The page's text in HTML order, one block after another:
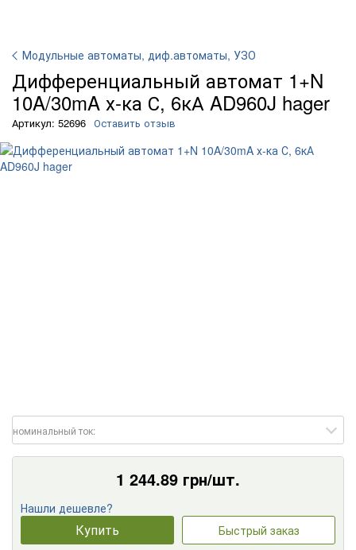
Модульные автоматы, диф.автоматы, УЗО
Дифференциальный автомат 1+N
10A/30mA х-ка С, 6кА AD960J hager
Артикул: 52696 Оставить отзыв
номинальный ток:
1 244.89 грн/шт.
Нашли дешевле?
Купить
Быстрый заказ